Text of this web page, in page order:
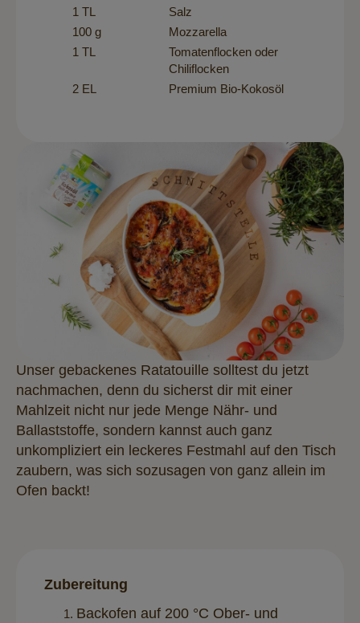
1 TL
Salz
100 g
Mozzarella
1 TL
Tomatenflocken oder
Chiliflocken
2 EL
Premium Bio-Kokosöl
Unser gebackenes Ratatouille solltest du jetzt
nachmachen, denn du sicherst dir mit einer
Mahlzeit nicht nur jede Menge Nähr- und
Ballaststoffe, sondern kannst auch ganz
unkompliziert ein leckeres Festmahl auf den Tisch
zaubern, was sich sozusagen von ganz allein im
Ofen backt!
Zubereitung
Backofen auf 200 °C Ober- und